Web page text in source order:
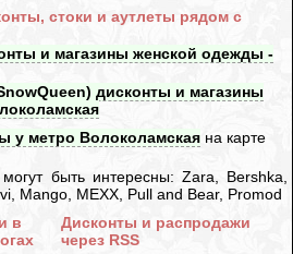
стоки и аутлеты рядом с
и магазины женской одежды -
дисконты и магазины
у метро Волоколамская на карте
быть интересны: Zara, Bershka,
Mango, MEXX, Pull and Bear, Promod
в
Дисконты и распродажи
через RSS